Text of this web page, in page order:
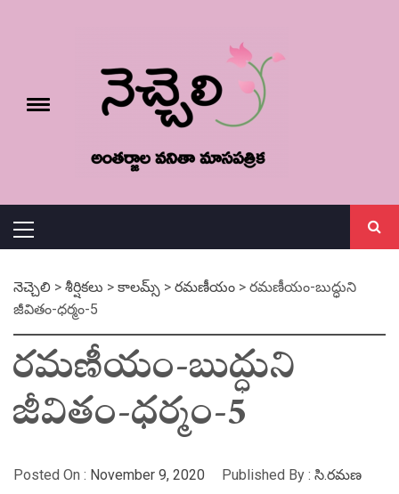
Toggle
Menu
నెచ్చెలి > శీర్షికలు > కాలమ్స్ > రమణీయం > రమణీయం-బుద్ధుని
జీవితం-ధర్మం-5
రమణీయం-బుద్ధుని
జీవితం-ధర్మం-5
Posted On : November 9, 2020 Published By : సి.రమణ